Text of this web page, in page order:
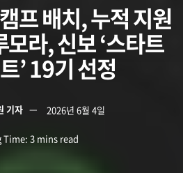
프 배치, 누적 지원
라, 신보 ‘스타트
’ 19기 선정
기자 2026년 6월 4일
Time: 3 mins read